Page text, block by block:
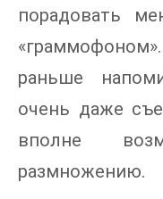
порадовать
раньше
очень даже
вполне
размножению.